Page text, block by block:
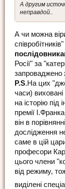
А другим
неправдой..
А чи можна
Росії" за
запроваджено
P.S.На цих
часи)
на історію
премії
він в
дослідження
саме в цій
професори
цього члени
від режиму,
виділені